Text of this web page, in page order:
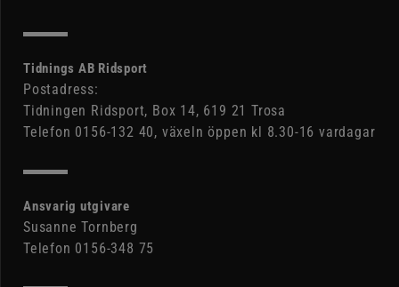
Tidnings AB Ridsport
Postadress:
Tidningen Ridsport, Box 14, 619 21 Trosa
Telefon 0156-132 40, växeln öppen kl 8.30-16 vardagar
Ansvarig utgivare
Susanne Tornberg
Telefon 0156-348 75